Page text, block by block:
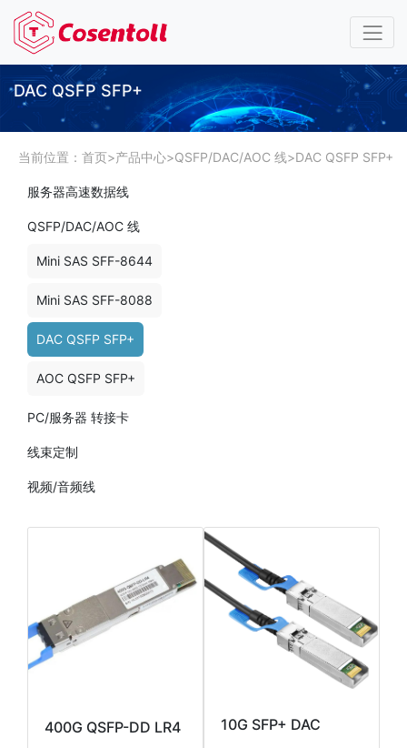
DAC QSFP SFP+
当前位置： 首页>产品中心>QSFP/DAC/AOC 线>DAC QSFP SFP+
服务器高速数据线
QSFP/DAC/AOC 线
Mini SAS SFF-8644
Mini SAS SFF-8088
DAC QSFP SFP+
AOC QSFP SFP+
PC/服务器 转接卡
线束定制
视频/音频线
400G QSFP-DD LR4 10G SFP+ DAC